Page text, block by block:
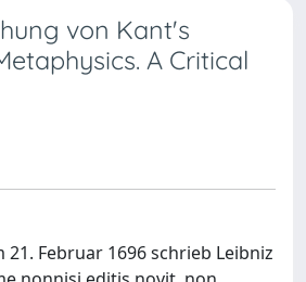
von Kant's
A Critical
Februar 1696 schrieb Leibniz